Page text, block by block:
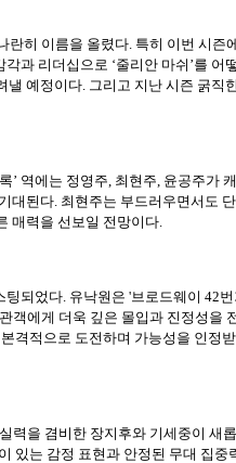
란히 이름을 올렸다. 특히 이번 시
과 리더십으로 ‘줄리안 마쉬’를
예정이다. 그리고 지난 시즌 굵
역에는 정영주, 최현주, 윤공주
된다. 최현주는 부드러우면서
매력을 선보일 전망이다.
되었다. 유낙원은 '브로드웨이
객에게 더욱 깊은 몰입과 진정성
격적으로 도전하며 가능성을 인
력을 겸비한 장지후와 기세중이
있는 감정 표현과 안정된 무대 집